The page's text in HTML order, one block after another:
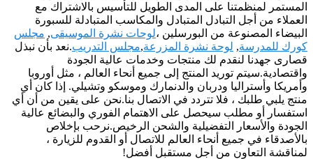
المستمر لمنظمتنا على المدى الطويل للتأسيس بالاشتراك مع
العملاء من أجل التبادل المتبادل والمكاسب المتبادلة للسبورة
البيضاء المصنوعة من البورسلين ،لوحات نشرة الموسيقى, مجلس
كورك للمدرسة, لوحة نشرة المزرعة,مجلس التدريب.نعد بأن نبذل
قصارى جهدنا لنقدم لك منتجات وخدمات عالية الجودة
واقتصادية.سيتم توريد المنتج إلى جميع أنحاء العالم ، مثل أوروبا
وأمريكا وأستراليا ودربان والدنمارك وموسكو وتشيلي. إذا كان أي
منتج يلبي طلبك ، فلا تتردد في الاتصال بنا.نحن على يقين من أن أي
استفسار أو مطلب سيحصل على الاهتمام الفوري والبضائع عالية
الجودة والأسعار التفضيلية والشحن الرخيص.نرحب بإخلاص
بالأصدقاء في جميع أنحاء العالم للاتصال أو القدوم للزيارة ،
لمناقشة التعاون من أجل مستقبل أفضل!